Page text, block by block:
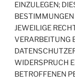
EINZULEGEN;
JEWEILIGE
VERARBEITUNG
WIDERSPRUCH
BETROFFENEN